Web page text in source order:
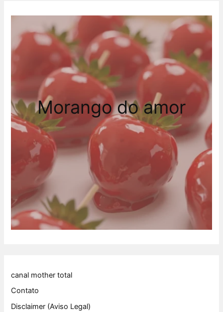
Morango do amor
canal mother total
Contato
Disclaimer (Aviso Legal)